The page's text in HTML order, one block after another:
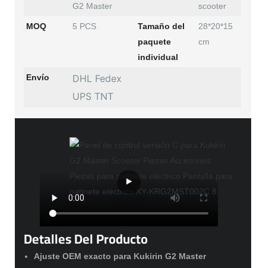
G2 Master
scooter
MOQ 5 PCS
Tamaño del
paquete
individual
28*20*15
cm
Envío
DHL Fedex
UPS TNT
Detalles Del Producto
Ajuste OEM exacto para Kukirin G2 Master